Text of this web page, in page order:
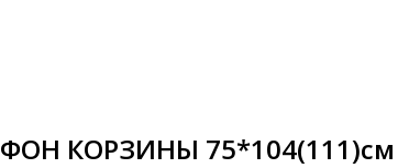
ФОН КОРЗИНЫ 75*104(111)см